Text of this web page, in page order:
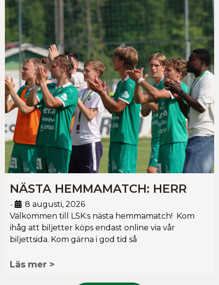
NÄSTA HEMMAMATCH: HERR
•
8 augusti, 2026
Välkommen till LSK:s nästa hemmamatch! Kom
ihåg att biljetter köps endast online via vår
biljettsida. Kom gärna i god tid så
Läs mer >